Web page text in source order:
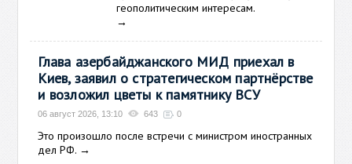
геополитическим интересам.
→
Глава азербайджанского МИД приехал в
Киев, заявил о стратегическом партнёрстве
и возложил цветы к памятнику ВСУ
06 август 2026, 13:10 643 0
Это произошло после встречи с министром иностранных
дел РФ. →